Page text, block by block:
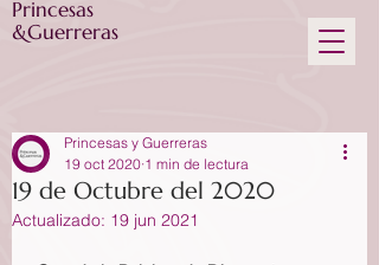
Princesas
&Guerreras
19 de Octubre del 2020
Princesas y Guerreras
19 oct 2020 1 min de lectura
Actualizado: 19 jun 2021